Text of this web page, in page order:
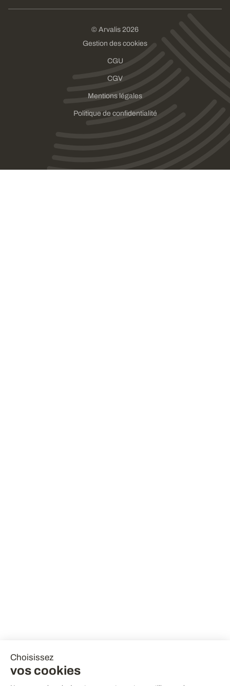
Choisissez
vos cookies
© Arvalis 2026
Gestion des cookies
CGU
CGV
Mentions légales
Politique de confidentialité